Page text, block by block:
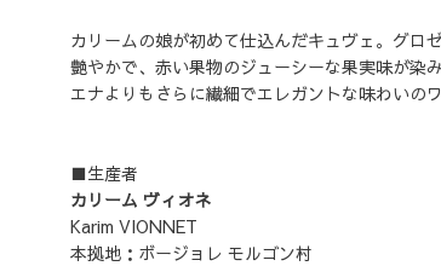
カリームの娘が初めて仕込んだキュヴェ。グロ
艶やかで、赤い果物のジューシーな果実味が染
エナよりもさらに繊細でエレガントな味わいの
■生産者
カリーム ヴィオネ
Karim VIONNET
本拠地：ボージョレ モルゴン村